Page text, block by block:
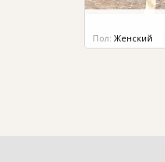
Пол: Женский